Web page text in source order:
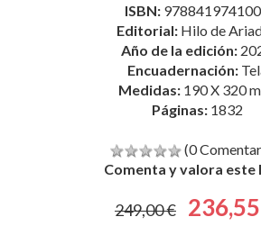
ISBN:
Editorial: Hilo de
Año de la edición:
Encuadernación:
Medidas: 190 X 320
Páginas: 1832
(0
Comenta y valora este
249,00 €